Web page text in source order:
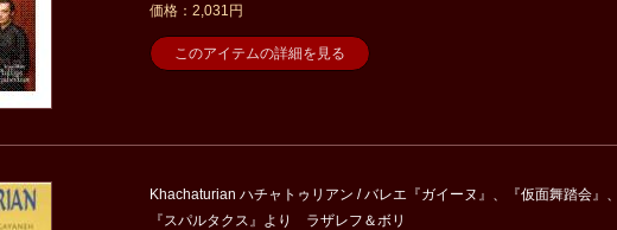
価格：2,031円
このアイテムの詳細を見る
Khachaturian ハチャトゥリアン / バレエ『ガイーヌ』、『仮面舞踏会』
『スパルタクス』より ラザレフ＆ボリ